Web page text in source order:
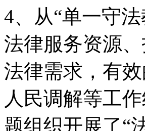
4、从“单一守
法律服务资源
法律需求，有
人民调解等工
题组织开展了“